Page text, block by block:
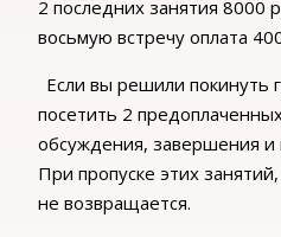
2 последних занятия 8000
восьмую встречу оплата
Если вы решили покинуть
посетить 2
обсуждения, завершения и
При пропуске этих
не возвращается.